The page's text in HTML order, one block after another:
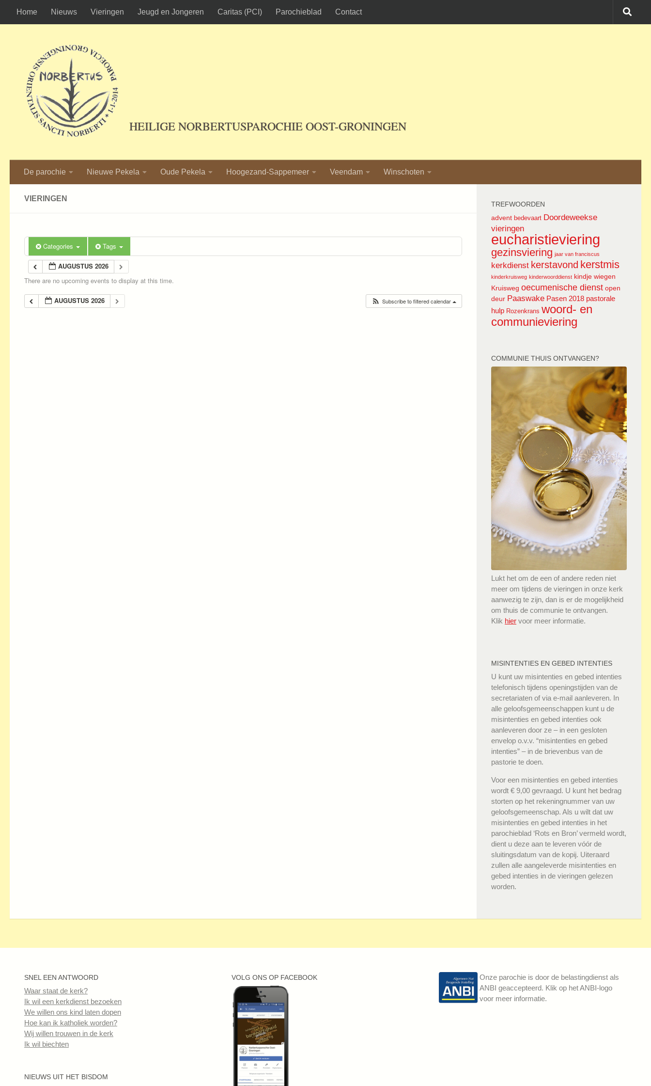
Ga naar de inhoud
Home Nieuws Vieringen Jeugd en Jongeren Caritas (PCI) Parochieblad Contact
HEILIGE NORBERTUSPAROCHIE OOST-GRONINGEN
De parochie Nieuwe Pekela Oude Pekela Hoogezand-Sappemeer Veendam Winschoten
VIERINGEN
Categories Tags
AUGUSTUS 2026
There are no upcoming events to display at this time.
AUGUSTUS 2026 Subscribe to filtered calendar
TREFWOORDEN
advent bedevaart Doordeweekse
vieringen
eucharistieviering
gezinsviering jaar van franciscus
kerkdienst kerstavond kerstmis
kinderkruisweg kinderwoorddienst kindje wiegen
Kruisweg oecumenische dienst open
deur Paaswake Pasen 2018 pastorale
hulp Rozenkrans woord- en
communieviering
COMMUNIE THUIS ONTVANGEN?
Lukt het om de een of andere reden niet
meer om tijdens de vieringen in onze kerk
aanwezig te zijn, dan is er de mogelijkheid
om thuis de communie te ontvangen.
Klik hier voor meer informatie.
MISINTENTIES EN GEBED INTENTIES
U kunt uw misintenties en gebed intenties
telefonisch tijdens openingstijden van de
secretariaten of via e-mail aanleveren. In
alle geloofsgemeenschappen kunt u de
misintenties en gebed intenties ook
aanleveren door ze – in een gesloten
envelop o.v.v. “misintenties en gebed
intenties” – in de brievenbus van de
pastorie te doen.
Voor een misintenties en gebed intenties
wordt € 9,00 gevraagd. U kunt het bedrag
storten op het rekeningnummer van uw
geloofsgemeenschap. Als u wilt dat uw
misintenties en gebed intenties in het
parochieblad ‘Rots en Bron’ vermeld wordt,
dient u deze aan te leveren vóór de
sluitingsdatum van de kopij. Uiteraard
zullen alle aangeleverde misintenties en
gebed intenties in de vieringen gelezen
worden.
SNEL EEN ANTWOORD
Waar staat de kerk?
Ik wil een kerkdienst bezoeken
We willen ons kind laten dopen
Hoe kan ik katholiek worden?
Wij willen trouwen in de kerk
Ik wil biechten
NIEUWS UIT HET BISDOM
VOLG ONS OP FACEBOOK
Onze parochie is door de belastingdienst als
ANBI geaccepteerd. Klik op het ANBI-logo
voor meer informatie.